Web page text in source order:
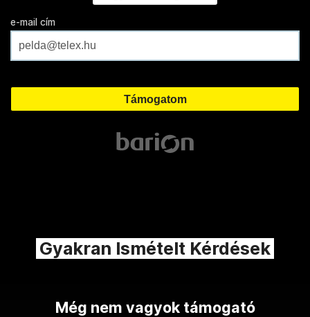
e-mail cím
Gyakran Ismételt Kérdések
Még nem vagyok támogató